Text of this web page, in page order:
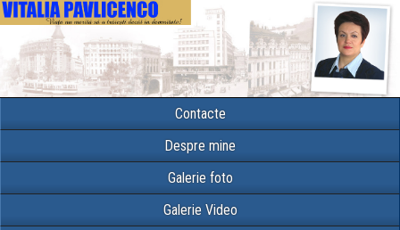
Contacte
Despre mine
Galerie foto
Galerie Video